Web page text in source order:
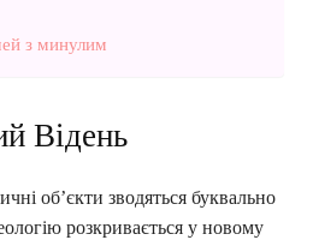
з минулим
Відень
об’єкти зводяться буквально
розкривається у новому